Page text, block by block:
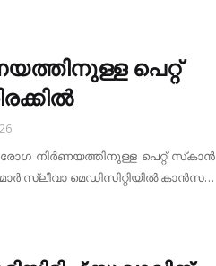
പെറ്റ്
രോഗ നിര്‍ണയത്തിനുള്ള പെറ്റ് സ്‌കാന്‍
സ്ലീവാ മെഡിസിറ്റിയില്‍ കാന്‍സ…